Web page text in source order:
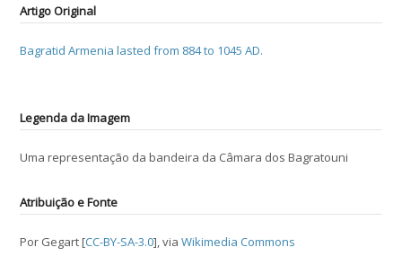
Artigo Original
Bagratid Armenia lasted from 884 to 1045 AD.
Legenda da Imagem
Uma representação da bandeira da Câmara dos Bagratouni
Atribuição e Fonte
Por Gegart [CC-BY-SA-3.0], viaWikimedia Commons